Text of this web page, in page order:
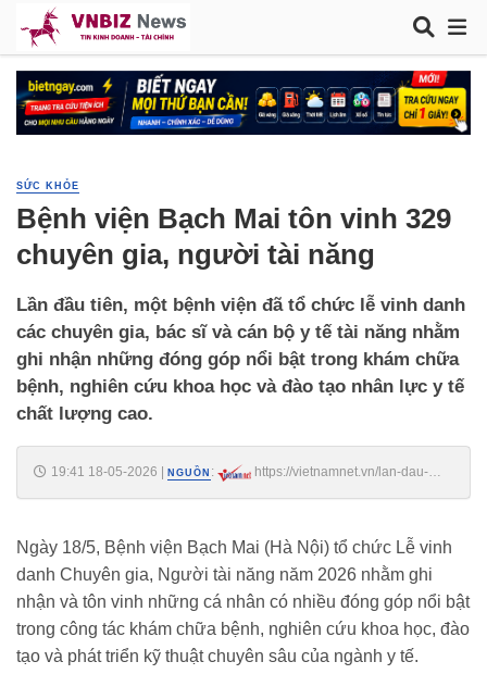
SỨC KHỎE
Bệnh viện Bạch Mai tôn vinh 329
chuyên gia, người tài năng
Lần đầu tiên, một bệnh viện đã tổ chức lễ vinh danh
các chuyên gia, bác sĩ và cán bộ y tế tài năng nhằm
ghi nhận những đóng góp nổi bật trong khám chữa
bệnh, nghiên cứu khoa học và đào tạo nhân lực y tế
chất lượng cao.
19:41 18-05-2026 NGUỒN :
https://vietnamnet.vn/lan-dau-
Ngày 18/5, Bệnh viện Bạch Mai (Hà Nội) tổ chức Lễ vinh
danh Chuyên gia, Người tài năng năm 2026 nhằm ghi
nhận và tôn vinh những cá nhân có nhiều đóng góp nổi bật
trong công tác khám chữa bệnh, nghiên cứu khoa học, đào
tạo và phát triển kỹ thuật chuyên sâu của ngành y tế.